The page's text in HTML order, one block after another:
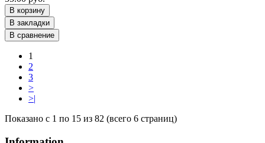
В корзину
В закладки
В сравнение
1
2
3
>
>|
Показано с 1 по 15 из 82 (всего 6 страниц)